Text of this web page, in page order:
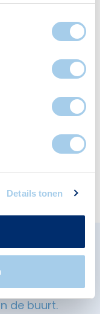
Details tonen
Restaurants
in
de buurt.